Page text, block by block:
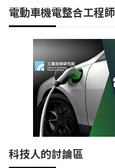
電動車機電整合工程師
科技人的討論區